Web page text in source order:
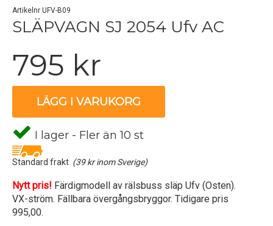
Artikelnr UFV-B09
SLÄPVAGN SJ 2054 Ufv AC
795 kr
LÄGG I VARUKORG
I lager - Fler än 10 st
Standard frakt (39 kr inom Sverige)
Nytt pris! Färdigmodell av rälsbuss släp Ufv (Osten).
VX-ström. Fällbara övergångsbryggor. Tidigare pris
995,00.